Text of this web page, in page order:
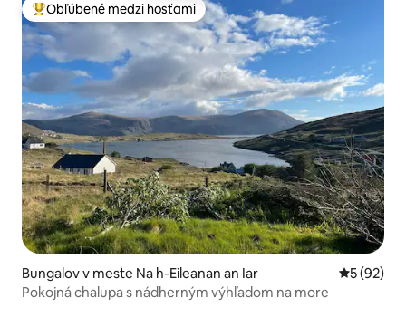
Najobľúbenejšie medzi hosťami
Obľúbené medzi hosťami
Bungalov v meste Na h-Eileanan an Iar
5 (92)
Pokojná chalupa s nádherným výhľadom na more